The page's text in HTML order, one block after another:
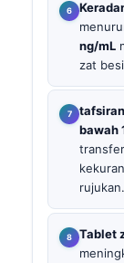
ng/mL
zat
bawah
rujukan.
Tablet